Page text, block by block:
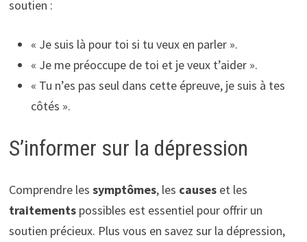
soutien :
« Je suis là pour toi si tu veux en parler ».
« Je me préoccupe de toi et je veux t’aider ».
« Tu n’es pas seul dans cette épreuve, je suis à tes
côtés ».
S’informer sur la dépression
Comprendre les symptômes, les causeset les
traitementspossibles est essentiel pour offrir un
soutien précieux. Plus vous en savez sur la dépression,